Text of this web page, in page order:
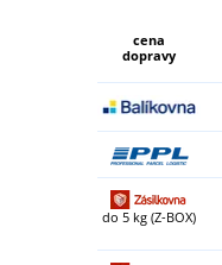
cena
dopravy
do 5 kg (Z-BOX)